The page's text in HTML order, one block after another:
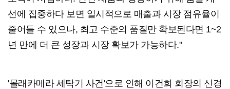
선에 집중하다 보면 일시적으로 매출과 시장 점유율이
줄어들 수 있으나, 최고 수준의 품질만 확보된다면 1~2
년 만에 더 큰 성장과 시장 확보가 가능하다."
'몰래카메라 세탁기 사건'으로 인해 이건희 회장의 신경